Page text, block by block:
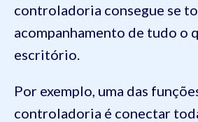
controladoria consegue se
acompanhamento de tudo o
escritório.
Por exemplo, uma das
controladoria é conectar